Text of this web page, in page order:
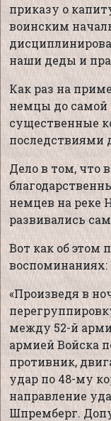
приказу о
воинским
наши деды и
Как раз на
немцы до самой
существенные
последствиями
Дело в том, что
немцев на реке
развивались
Вот как об этом
воспоминаниях:
«Произведя в
между 52-й
армией Войска
противник,
удар по 48-му
направление
Шпремберг.